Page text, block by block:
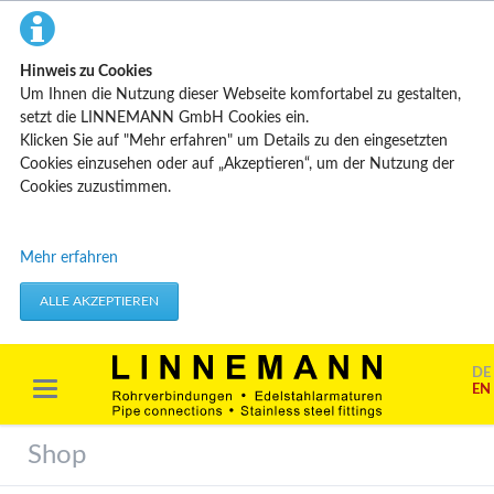
Hinweis zu Cookies
Um Ihnen die Nutzung dieser Webseite komfortabel zu gestalten,
setzt die LINNEMANN GmbH Cookies ein.
Klicken Sie auf "Mehr erfahren" um Details zu den eingesetzten
Cookies einzusehen oder auf „Akzeptieren“, um der Nutzung der
Cookies zuzustimmen.
Technisch erforderliche Cookies
werden verwendet um von Ihnen getätigte Aktionen, wie etwa das
Festlegen Ihrer Datenschutzeinstellungen zu übernehmen.
Erforderliche Cookies akzeptieren
Marketing & Analyse
ausgewertet werden. Das geschieht vor allem mit Cookies und mit
sogenannten Analyseprogrammen. Die Analyse Ihres Surf-
Mehr erfahren
ALLE AKZEPTIEREN
DE
EN
Shop